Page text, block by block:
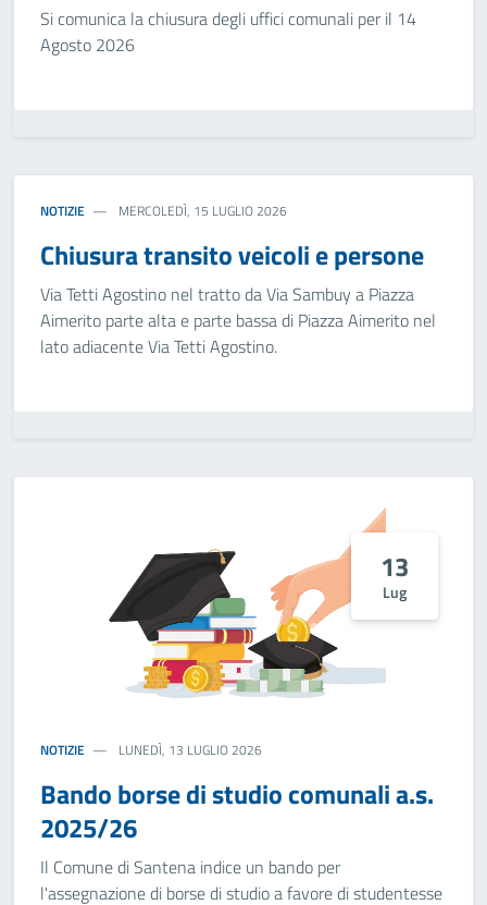
Si comunica la chiusura degli uffici comunali per il 14
Agosto 2026
NOTIZIE MERCOLEDÌ, 15 LUGLIO 2026
Chiusura transito veicoli e persone
Via Tetti Agostino nel tratto da Via Sambuy a Piazza
Aimerito parte alta e parte bassa di Piazza Aimerito nel
lato adiacente Via Tetti Agostino.
13
Lug
NOTIZIE LUNEDÌ, 13 LUGLIO 2026
Bando borse di studio comunali a.s.
2025/26
Il Comune di Santena indice un bando per
l'assegnazione di borse di studio a favore di studentesse